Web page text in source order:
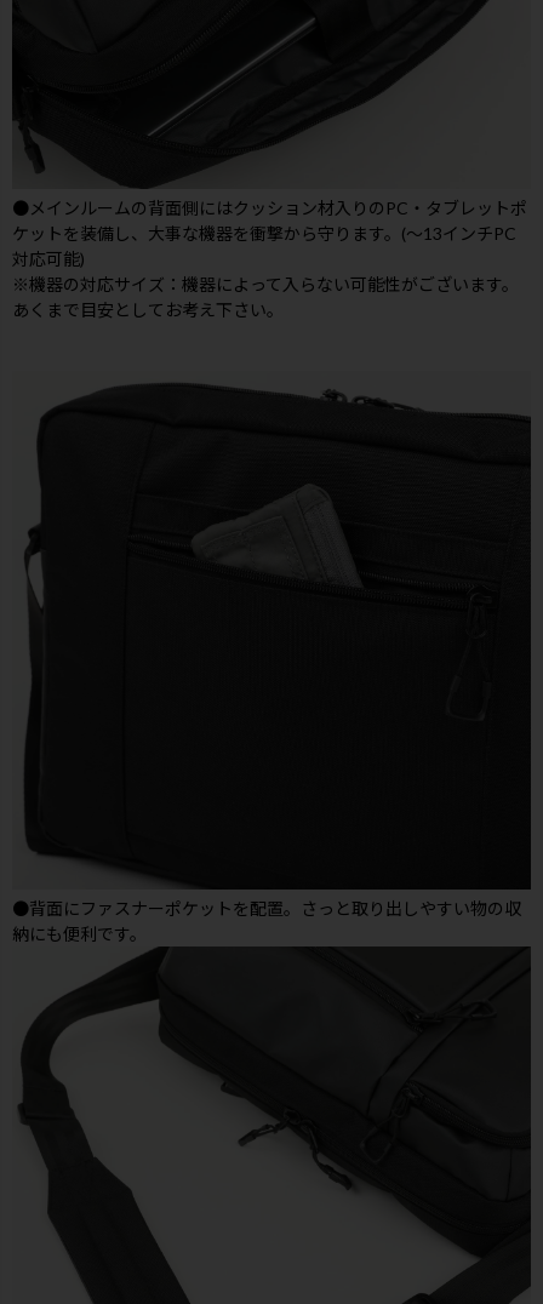
●メインルームの背面側にはクッション材入りのPC・タブレットポ
ケットを装備し、大事な機器を衝撃から守ります。(～13インチPC
対応可能)
※機器の対応サイズ：機器によって入らない可能性がございます。
あくまで目安としてお考え下さい。
●背面にファスナーポケットを配置。さっと取り出しやすい物の収
納にも便利です。